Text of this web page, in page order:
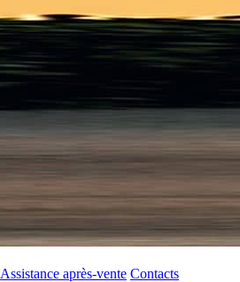
Assistance après-vente Contacts